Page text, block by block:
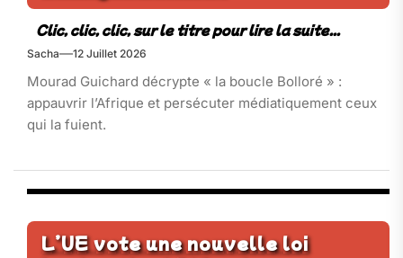
Sacha 12 Juillet 2026
Mourad Guichard décrypte « la boucle Bolloré » :
appauvrir l’Afrique et persécuter médiatiquement ceux
qui la fuient.
L’UE vote une nouvelle loi